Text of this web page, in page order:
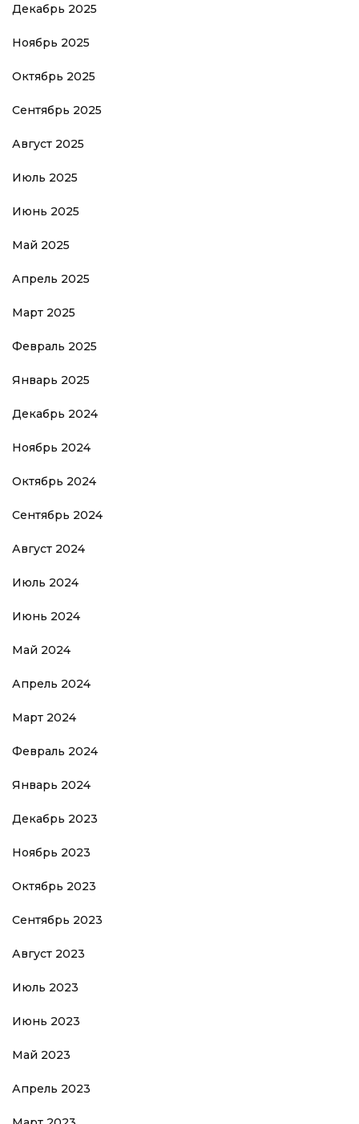
Декабрь 2025
Ноябрь 2025
Октябрь 2025
Сентябрь 2025
Август 2025
Июль 2025
Июнь 2025
Май 2025
Апрель 2025
Март 2025
Февраль 2025
Январь 2025
Декабрь 2024
Ноябрь 2024
Октябрь 2024
Сентябрь 2024
Август 2024
Июль 2024
Июнь 2024
Май 2024
Апрель 2024
Март 2024
Февраль 2024
Январь 2024
Декабрь 2023
Ноябрь 2023
Октябрь 2023
Сентябрь 2023
Август 2023
Июль 2023
Июнь 2023
Май 2023
Апрель 2023